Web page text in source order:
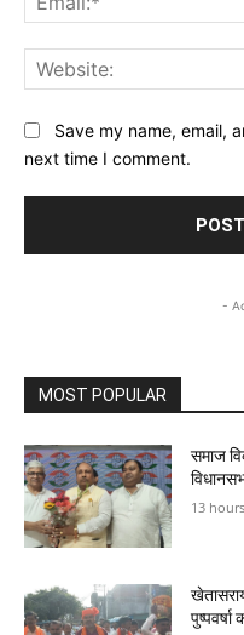
Save my name, email,
next time I comment.
-
MOST POPULAR
समाज
13